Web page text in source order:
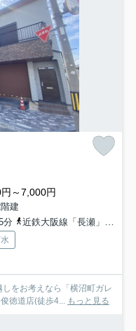
～7,000円
建
分
近鉄大阪線「長瀬」駅 徒歩8分
をお考えなら「横沼町ガレ
徳道店(徒歩4... もっと見る